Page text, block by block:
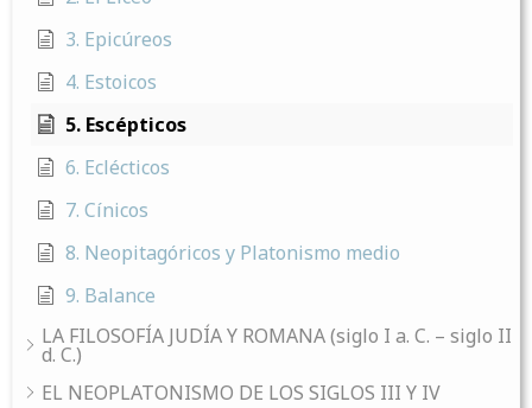
3. Epicúreos
4. Estoicos
5. Escépticos
6. Eclécticos
7. Cínicos
8. Neopitagóricos y Platonismo medio
9. Balance
LA FILOSOFÍA JUDÍA Y ROMANA (siglo I a. C. – siglo II
d. C.)
EL NEOPLATONISMO DE LOS SIGLOS III Y IV